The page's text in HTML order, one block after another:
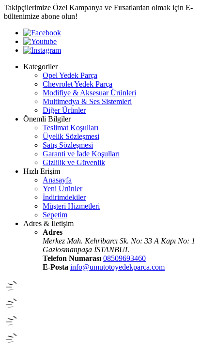
Takipçilerimize Özel Kampanya ve Fırsatlardan olmak için E-
bültenimize abone olun!
Kategoriler
Opel Yedek Parça
Chevrolet Yedek Parça
Modifiye & Aksesuar Ürünleri
Multimedya & Ses Sistemleri
Diğer Ürünler
Önemli Bilgiler
Teslimat Koşulları
Üyelik Sözleşmesi
Satış Sözleşmesi
Garanti ve İade Koşulları
Gizlilik ve Güvenlik
Hızlı Erişim
Anasayfa
Yeni Ürünler
İndirimdekiler
Müşteri Hizmetleri
Sepetim
Adres & İletişim
Adres
Merkez Mah. Kehribarcı Sk. No: 33 A Kapı No: 1
Gaziosmanpaşa İSTANBUL
Telefon Numarası 08509693460
E-Posta info@umutotoyedekparca.com